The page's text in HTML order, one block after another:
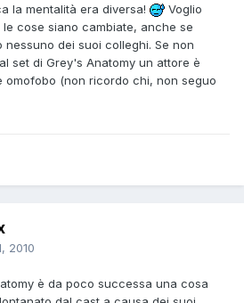
la mentalità era diversa!
Voglio
cose siano cambiate, anche se
dei suoi colleghi. Se non
set di Grey's Anatomy un attore è
omofobo (non ricordo chi, non seguo
2010
è da poco successa una cosa